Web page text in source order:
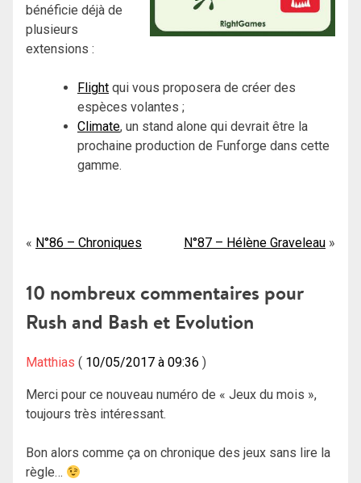
bénéficie déjà de
plusieurs
extensions :
Flight qui vous proposera de créer des
espèces volantes ;
Climate, un stand alone qui devrait être la
prochaine production de Funforge dans cette
gamme.
Navigation
l’article
N°86 – Chroniques N°87 – Hélène Graveleau
10 nombreux commentaires pour
Rush and Bash et Evolution
Matthias 10/05/2017 à 09:36
Merci pour ce nouveau numéro de « Jeux du mois »,
toujours très intéressant.
Bon alors comme ça on chronique des jeux sans lire la
règle…